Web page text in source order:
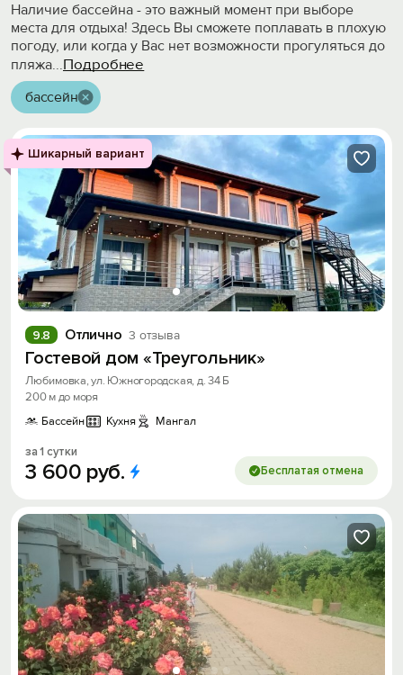
Наличие бассейна - это важный момент при выборе
места для отдыха! Здесь Вы сможете поплавать в плохую
погоду, или когда у Вас нет возможности прогуляться до
пляжа...Подробнее
бассейн
Шикарный вариант
Отлично 3 отзыва
9.8
Гостевой дом «Треугольник»
Любимовка, ул. Южногородская, д. 34 Б
200 м до моря
Бассейн
Кухня Мангал
за 1 сутки
3 600 руб. Бесплатая отмена